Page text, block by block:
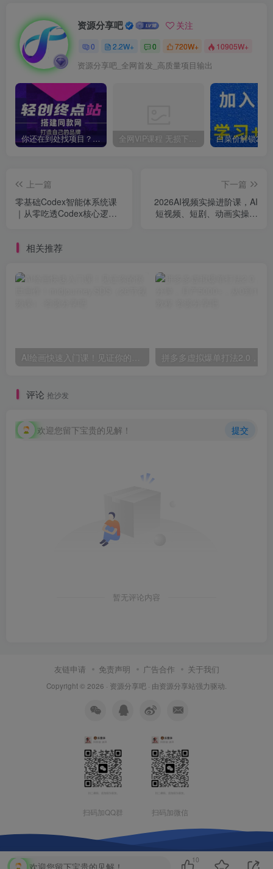
资源分享吧 关注
0 2.2W+ 0 720W+ 10905W+
资源分享吧_全网首发_高质量项目输出
你还在到处找项目？还在当韭菜？我靠卖项目一个月收入5万+，曾经我也是个失败者。 全网VIP课程 无损下载~
上一篇
零基础Codex智能体系统课
｜从零吃透Codex核心逻
下一篇
2026AI视频实操进阶课，AI
短视频、短剧、动画实操创
相关推荐
评论 抢沙发
欢迎您留下宝贵的见解！ 提交
暂无评论内容
友链申请 免责声明 广告合作 关于我们
Copyright © 2026 · 资源分享吧 · 由资源分享站强力驱动.
扫码加QQ群 扫码加微信
欢迎您留下宝贵的见解！
10